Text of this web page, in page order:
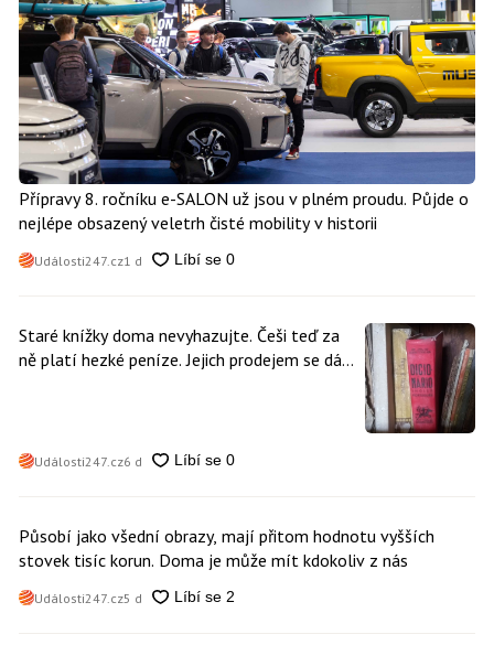
Přípravy 8. ročníku e-SALON už jsou v plném proudu. Půjde o
nejlépe obsazený veletrh čisté mobility v historii
Události247.cz1 d
Staré knížky doma nevyhazujte. Češi teď za
ně platí hezké peníze. Jejich prodejem se dá
Události247.cz6 d
Působí jako všední obrazy, mají přitom hodnotu vyšších
stovek tisíc korun. Doma je může mít kdokoliv z nás
Události247.cz5 d